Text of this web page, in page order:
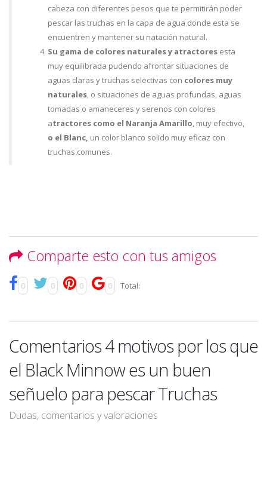
cabeza con diferentes pesos que te permitirán poder
pescar las truchas en la capa de agua donde esta se
encuentren y mantener su natación natural.
Su gama de colores naturales y atractores esta
muy equilibrada pudendo afrontar situaciones de
aguas claras y truchas selectivas con colores muy
naturales, o situaciones de aguas profundas, aguas
tomadas o amaneceres y serenos con colores
atractores como el Naranja Amarillo, muy efectivo,
o el Blanc, un color blanco solido muy eficaz con
truchas comunes.
Comparte esto con tus amigos
0 0 0 0 Total:
Comentarios 4 motivos por los que
el Black Minnow es un buen
señuelo para pescar Truchas
Dudas, comentarios y valoraciones